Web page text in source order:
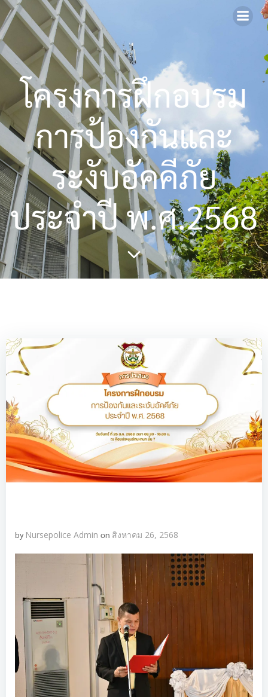
โครงการฝึกอบรม
การป้องกันและ
ระงับอัคคีภัย
ประจำปี พ.ศ.2568
by Nursepolice Admin on สิงหาคม 26, 2568